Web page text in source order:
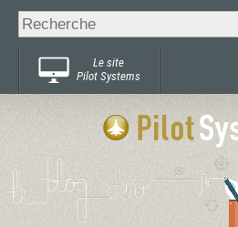
Chercher par
Recherche
avancée…
Le site
Pilot Systems